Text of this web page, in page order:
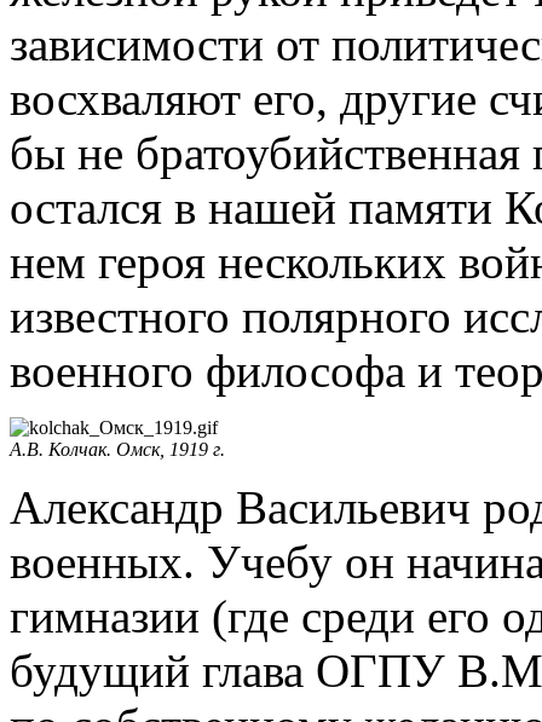
зависимости от
восхваляют его, другие
бы не
остался в нашей памяти
нем героя нескольких
известного полярного
военного философа и
А.В. Колчак. Омск, 1919 г.
Александр Васильевич
военных. Учебу он
гимназии (где среди его
будущий глава ОГПУ